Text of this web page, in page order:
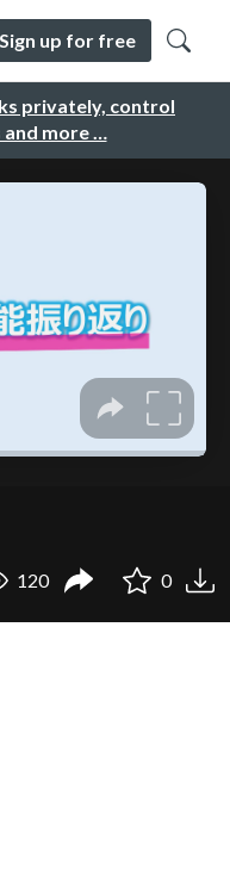
privately, control
and more …
Sign up for free
120 0